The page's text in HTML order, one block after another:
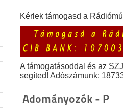
Kérlek támogasd a
A támogatásoddal és az
segíted! Adószámunk:
Adományozók - P